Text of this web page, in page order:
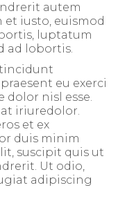
autem
et iusto, euismod
luptatum
ad lobortis.
eu exerci
dolor nisl esse.
iriuredolor.
et ex
duis minim
suscipit quis ut
Ut odio,
adipiscing